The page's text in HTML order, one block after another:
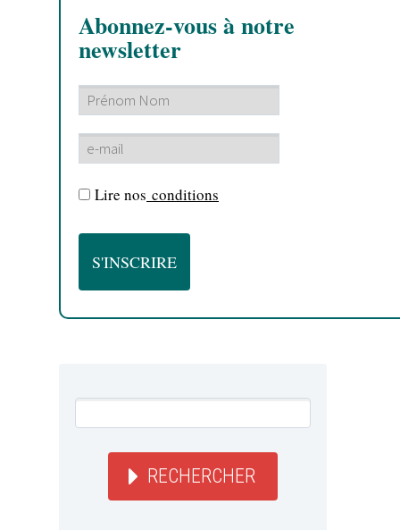
Abonnez-vous à notre
newsletter
Lire nos conditions
RECHERCHER